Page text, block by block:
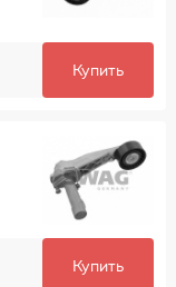
Купить
Купить